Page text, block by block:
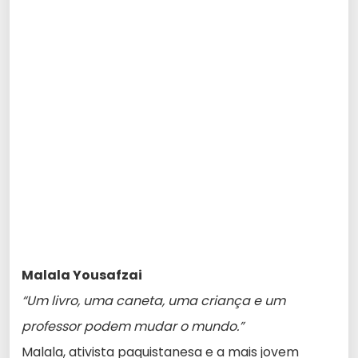
Malala Yousafzai
“Um livro, uma caneta, uma criança e um
professor podem mudar o mundo.”
Malala, ativista paquistanesa e a mais jovem